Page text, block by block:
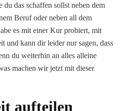
das schaffen sollst neben dem
Beruf oder neben all dem
es mit einer Kur probiert, mit
und kann dir leider nur sagen, dass
du weiterhin an alles alleine
machen wir jetzt mit dieser
aufteilen